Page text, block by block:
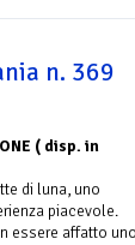
n. 369
( disp. in
di luna, uno
piacevole.
essere affatto